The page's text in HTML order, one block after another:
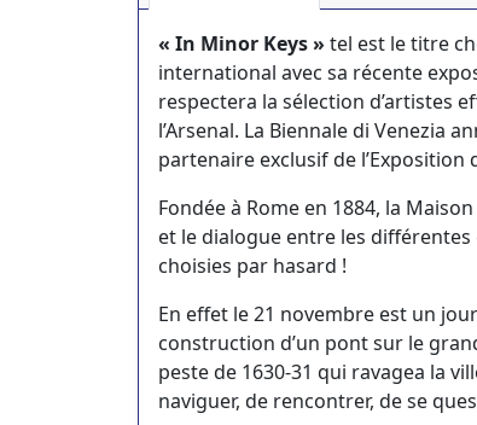
« In Minor Keys » tel est le titre
international avec sa récente
respectera la sélection d’artistes
l’Arsenal. La Biennale di Venezia
partenaire exclusif de
Fondée à Rome en 1884, la
et le dialogue entre les différentes
choisies par hasard !
En effet le 21 novembre est un
construction d’un pont sur le
peste de 1630-31 qui ravagea la
naviguer, de rencontrer, de se